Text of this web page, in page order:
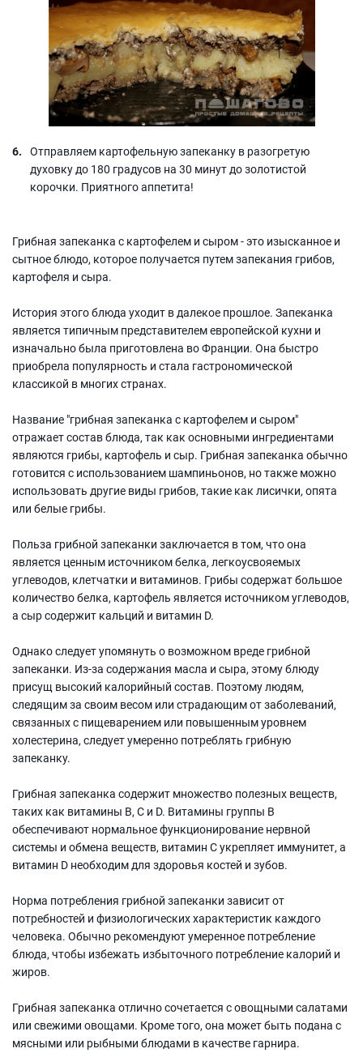
Отправляем картофельную запеканку в разогретую
духовку до 180 градусов на 30 минут до золотистой
корочки. Приятного аппетита!
Грибная запеканка с картофелем и сыром - это изысканное и
сытное блюдо, которое получается путем запекания грибов,
картофеля и сыра.
История этого блюда уходит в далекое прошлое. Запеканка
является типичным представителем европейской кухни и
изначально была приготовлена во Франции. Она быстро
приобрела популярность и стала гастрономической
классикой в многих странах.
Название "грибная запеканка с картофелем и сыром"
отражает состав блюда, так как основными ингредиентами
являются грибы, картофель и сыр. Грибная запеканка обычно
готовится с использованием шампиньонов, но также можно
использовать другие виды грибов, такие как лисички, опята
или белые грибы.
Польза грибной запеканки заключается в том, что она
является ценным источником белка, легкоусвояемых
углеводов, клетчатки и витаминов. Грибы содержат большое
количество белка, картофель является источником углеводов,
а сыр содержит кальций и витамин D.
Однако следует упомянуть о возможном вреде грибной
запеканки. Из-за содержания масла и сыра, этому блюду
присущ высокий калорийный состав. Поэтому людям,
следящим за своим весом или страдающим от заболеваний,
связанных с пищеварением или повышенным уровнем
холестерина, следует умеренно потреблять грибную
запеканку.
Грибная запеканка содержит множество полезных веществ,
таких как витамины В, С и D. Витамины группы В
обеспечивают нормальное функционирование нервной
системы и обмена веществ, витамин С укрепляет иммунитет, а
витамин D необходим для здоровья костей и зубов.
Норма потребления грибной запеканки зависит от
потребностей и физиологических характеристик каждого
человека. Обычно рекомендуют умеренное потребление
блюда, чтобы избежать избыточного потребление калорий и
жиров.
Грибная запеканка отлично сочетается с овощными салатами
или свежими овощами. Кроме того, она может быть подана с
мясными или рыбными блюдами в качестве гарнира.